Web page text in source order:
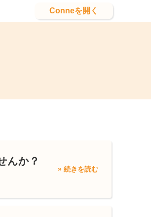
Conneを開く
んか？
» 続きを読む